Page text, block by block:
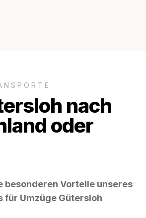
nach
oder
besonderen Vorteile unseres
für Umzüge Gütersloh